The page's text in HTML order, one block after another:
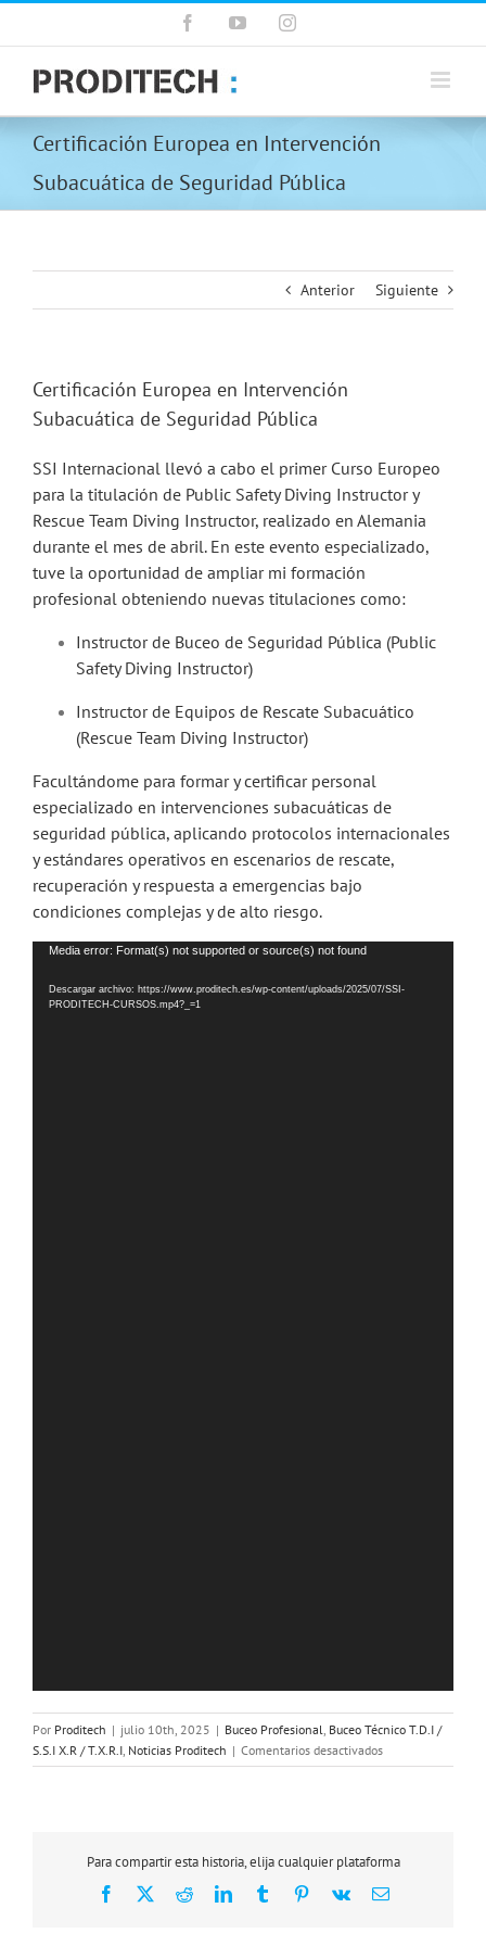
FacebookYouTubeInstagram
Certificación Europea en Intervención
Subacuática de Seguridad Pública
Anterior Siguiente
Certificación Europea en Intervención
Subacuática de Seguridad Pública
SSI Internacional llevó a cabo el primer Curso Europeo
para la titulación de Public Safety Diving Instructor y
Rescue Team Diving Instructor, realizado en Alemania
durante el mes de abril. En este evento especializado,
tuve la oportunidad de ampliar mi formación
profesional obteniendo nuevas titulaciones como:
Instructor de Buceo de Seguridad Pública (Public
Safety Diving Instructor)
Instructor de Equipos de Rescate Subacuático
(Rescue Team Diving Instructor)
Facultándome para formar y certificar personal
especializado en intervenciones subacuáticas de
seguridad pública, aplicando protocolos internacionales
y estándares operativos en escenarios de rescate,
recuperación y respuesta a emergencias bajo
condiciones complejas y de alto riesgo.
Reproductor
vídeo
Media error: Format(s) not supported or source(s) not found
Descargar archivo: https://www.proditech.es/wp-content/uploads/2025/07/SSI-
PRODITECH-CURSOS.mp4?_=1
Por Proditech | julio 10th, 2025 | Buceo Profesional Buceo Técnico T.D.I /
S.S.I X.R / T.X.R.I Noticias Proditech | Comentarios desactivadosen
Certificación
de
Seguridad
Para compartir esta historia, elija cualquier plataforma
Facebook
X RedditLinkedInTumblrPinterest
Vk
Correo